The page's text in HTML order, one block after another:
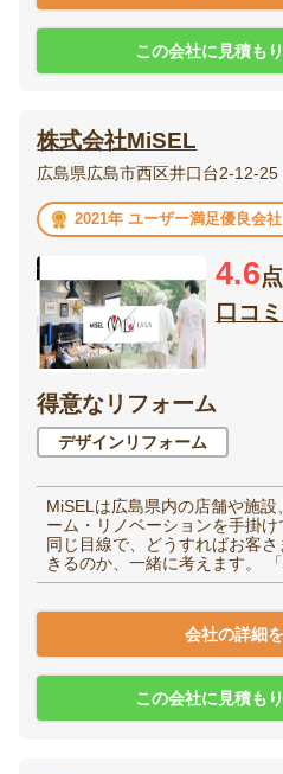
この会社に見積も
株式会社MiSEL
広島県広島市西区井口台2-12-25
2021年 ユーザー満足優良会
4.6点
口コ
得意なリフォーム
デザインリフォーム
MiSELは広島県内の店舗や施
ーム・リノベーションを手掛
同じ目線で、どうすればお客
きるのか、一緒に考えます。
会社の詳細
この会社に見積も